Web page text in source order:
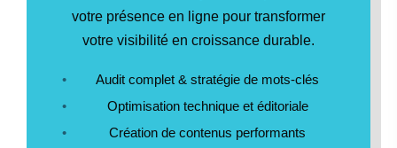
votre présence en ligne pour transformer
votre visibilité en croissance durable.
Audit complet & stratégie de mots-clés
Optimisation technique et éditoriale
Création de contenus performants